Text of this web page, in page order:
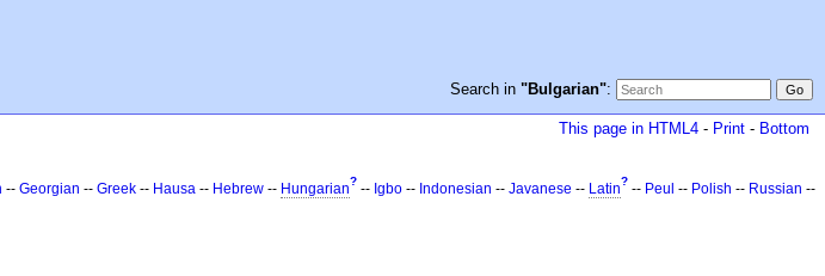
Search in "Bulgarian":
This page in HTML4 - Print - Bottom
-- Georgian -- Greek -- Hausa -- Hebrew -- Hungarian? -- Igbo -- Indonesian -- Javanese -- Latin? -- Peul -- Polish -- Russian --